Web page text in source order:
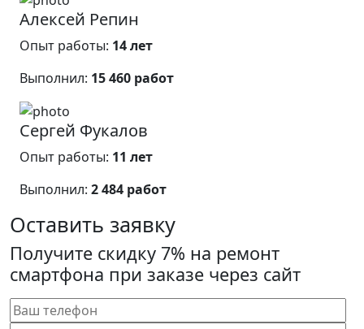
Алексей Репин
Опыт работы: 14 лет
Выполнил: 15 460 работ
Сергей Фукалов
Опыт работы: 11 лет
Выполнил: 2 484 работ
Оставить заявку
Получите скидку 7% на ремонт
смартфона при заказе через сайт